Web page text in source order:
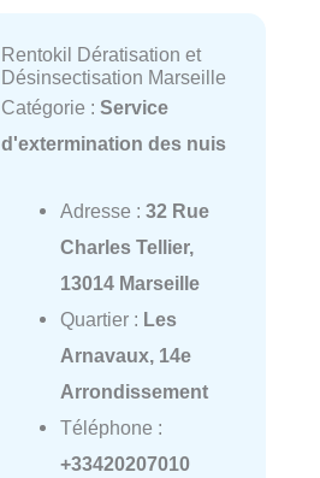
Rentokil Dératisation et
Désinsectisation Marseille
Catégorie : Service
d'extermination des nuis
Adresse : 32 Rue
Charles Tellier,
13014 Marseille
Quartier : Les
Arnavaux, 14e
Arrondissement
Téléphone :
+33420207010